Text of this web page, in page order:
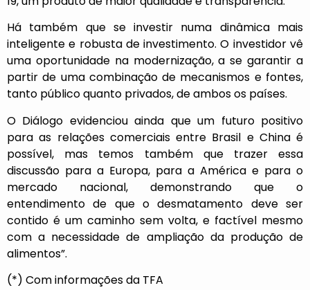
Há também que se investir numa dinâmica mais
inteligente e robusta de investimento. O investidor vê
uma oportunidade na modernização, a se garantir a
partir de uma combinação de mecanismos e fontes,
tanto público quanto privados, de ambos os países.
O Diálogo evidenciou ainda que um futuro positivo
para as relações comerciais entre Brasil e China é
possível, mas temos também que trazer essa
discussão para a Europa, para a América e para o
mercado nacional, demonstrando que o
entendimento de que o desmatamento deve ser
contido é um caminho sem volta, e factível mesmo
com a necessidade de ampliação da produção de
alimentos”.
(*) Com informações da TFA